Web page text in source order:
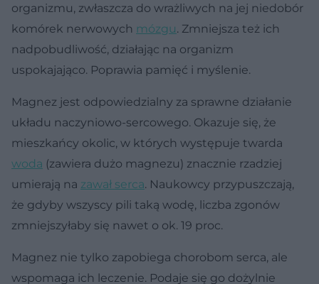
organizmu, zwłaszcza do wrażliwych na jej niedobór
komórek nerwowych mózgu. Zmniejsza też ich
nadpobudliwość, działając na organizm
uspokajająco. Poprawia pamięć i myślenie.
Magnez jest odpowiedzialny za sprawne działanie
układu naczyniowo-sercowego. Okazuje się, że
mieszkańcy okolic, w których występuje twarda
woda (zawiera dużo magnezu) znacznie rzadziej
umierają na zawał serca. Naukowcy przypuszczają,
że gdyby wszyscy pili taką wodę, liczba zgonów
zmniejszyłaby się nawet o ok. 19 proc.
Magnez nie tylko zapobiega chorobom serca, ale
wspomaga ich leczenie. Podaje się go dożylnie